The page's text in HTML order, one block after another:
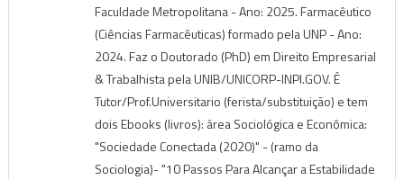
Faculdade Metropolitana - Ano: 2025. Farmacêutico
(Ciências Farmacêuticas) formado pela UNP - Ano:
2024. Faz o Doutorado (PhD) em Direito Empresarial
& Trabalhista pela UNIB/UNICORP-INPI.GOV. É
Tutor/Prof.Universitario (ferista/substituição) e tem
dois Ebooks (livros): área Sociológica e Econômica:
"Sociedade Conectada (2020)" - (ramo da
Sociologia)- "10 Passos Para Alcançar a Estabilidade